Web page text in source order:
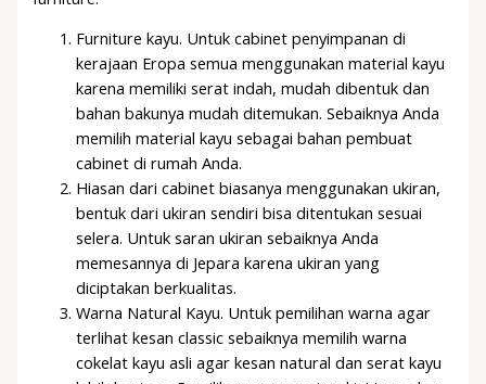
Furniture kayu. Untuk cabinet penyimpanan di
kerajaan Eropa semua menggunakan material kayu
karena memiliki serat indah, mudah dibentuk dan
bahan bakunya mudah ditemukan. Sebaiknya Anda
memilih material kayu sebagai bahan pembuat
cabinet di rumah Anda.
Hiasan dari cabinet biasanya menggunakan ukiran,
bentuk dari ukiran sendiri bisa ditentukan sesuai
selera. Untuk saran ukiran sebaiknya Anda
memesannya di Jepara karena ukiran yang
diciptakan berkualitas.
Warna Natural Kayu. Untuk pemilihan warna agar
terlihat kesan classic sebaiknya memilih warna
cokelat kayu asli agar kesan natural dan serat kayu